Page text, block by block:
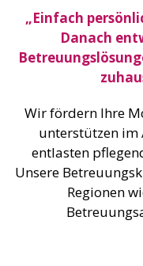
„Einfach
Danach
Wir fördern Ihre
unterstützen
entlasten
Unsere
Regionen